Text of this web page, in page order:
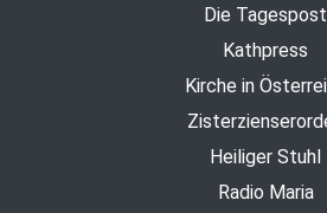
Die Tagespost
Kathpress
Kirche in
Heiliger Stuhl
Radio Maria